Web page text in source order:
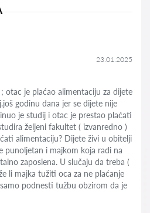
23.01.2025
otac je plaćao alimentaciju za dijete
godinu dana jer se dijete nije
je studij i otac je prestao plaćati
željeni fakultet ( izvanredno )
alimentaciju? Dijete živi u obitelji
punoljetan i majkom koja radi na
zaposlena. U slučaju da treba (
li majka tužiti oca za ne plaćanje
podnesti tužbu obzirom da je